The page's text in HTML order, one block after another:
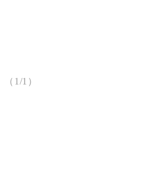
（1/1）